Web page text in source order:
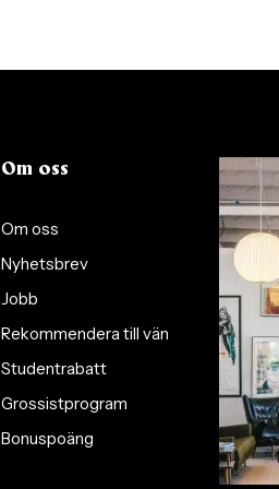
Om oss
Om oss
Nyhetsbrev
Jobb
Rekommendera till vän
Studentrabatt
Grossistprogram
Bonuspoäng